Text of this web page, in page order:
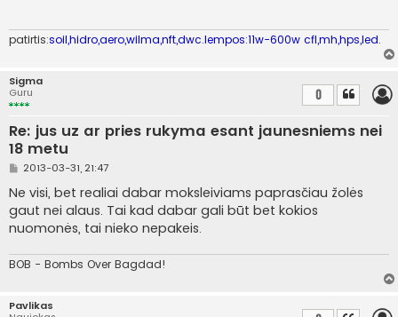
r
t
patirtis:soil,hidro,aero,wilma,nft,dwc.lempos:11w-600w cfl,mh,hps,led.
Sigma
Guru
Re: jus uz ar pries rukyma esant jaunesniems nei
18 metu
0
S
a
n
d
a
r
i
n
2013-03-31, 21:47
Ne visi, bet realiai dabar moksleiviams paprasčiau žolės
gaut nei alaus. Tai kad dabar gali būt bet kokios
nuomonės, tai nieko nepakeis.
BOB - Bombs Over Bagdad!
Pavlikas